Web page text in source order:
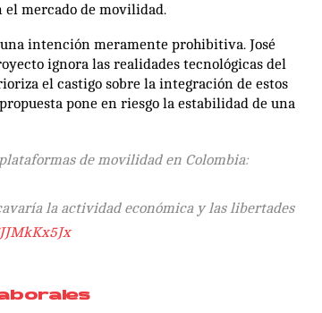
mercado de movilidad.
intención meramente prohibitiva. José
ignora las realidades tecnológicas del
el castigo sobre la integración de estos
pone en riesgo la estabilidad de una
de movilidad en Colombia:
la actividad económica y las libertades